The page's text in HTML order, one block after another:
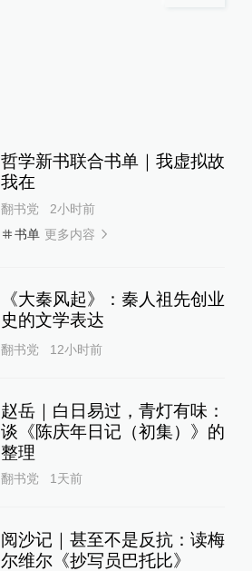
哲学新书联合书单｜我虚拟故
我在
翻书党
2小时前
书单 更多内容
《大秦风起》：秦人祖先创业
史的文学表达
翻书党 12小时前
赵岳｜白日易过，青灯有味：
谈《陈庆年日记（初集）》的
整理
翻书党 1天前
阅沙记｜甚至不是反抗：读梅
尔维尔《抄写员巴托比》